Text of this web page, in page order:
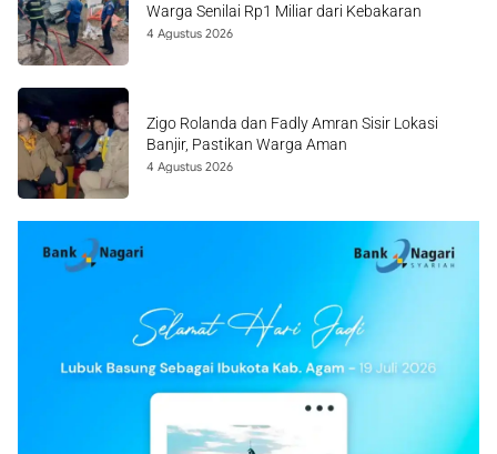
Warga Senilai Rp1 Miliar dari Kebakaran
4 Agustus 2026
Zigo Rolanda dan Fadly Amran Sisir Lokasi
Banjir, Pastikan Warga Aman
4 Agustus 2026